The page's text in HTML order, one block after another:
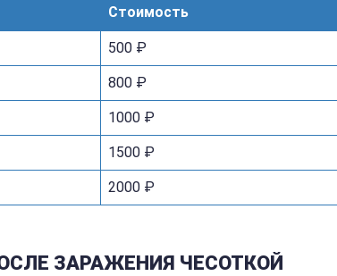
Стоимость
500 ₽
800 ₽
1000 ₽
1500 ₽
2000 ₽
ЗАРАЖЕНИЯ ЧЕСОТКОЙ